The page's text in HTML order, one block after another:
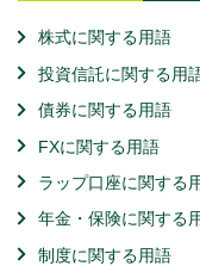
株式に関する用語
投資信託に関する用
債券に関する用語
FXに関する用語
ラップ口座に関する
年金・保険に関する
制度に関する用語